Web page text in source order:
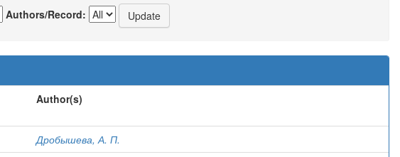
Authors/Record:
Author(s)
Дробышева, А. П.